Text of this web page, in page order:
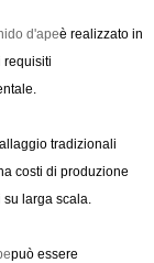
d'apeè realizzato in
requisiti
tradizionali
costi di produzione
larga scala.
può essere